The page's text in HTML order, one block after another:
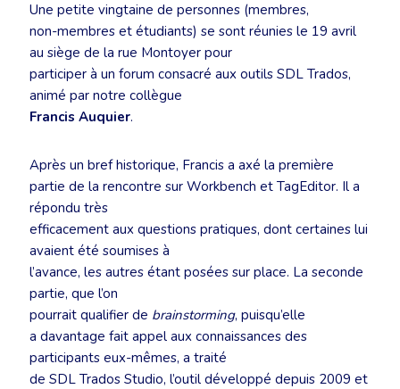
Une petite vingtaine de personnes (membres,
non-membres et étudiants) se sont réunies le 19 avril
au siège de la rue Montoyer pour
participer à un forum consacré aux outils SDL Trados,
animé par notre collègue
Francis Auquier.
Après un bref historique, Francis a axé la première
partie de la rencontre sur Workbench et TagEditor. Il a
répondu très
efficacement aux questions pratiques, dont certaines lui
avaient été soumises à
l’avance, les autres étant posées sur place. La seconde
partie, que l’on
pourrait qualifier de brainstorming, puisqu’elle
a davantage fait appel aux connaissances des
participants eux-mêmes, a traité
de SDL Trados Studio, l’outil développé depuis 2009 et